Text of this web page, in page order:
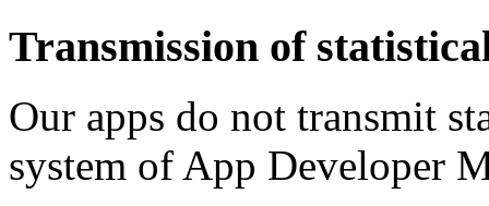
Transmission of
Our apps do not transmit
system of App Developer